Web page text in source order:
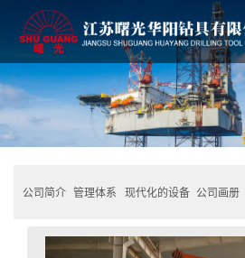
公司简介 管理体系 现代化的设备 公司画册